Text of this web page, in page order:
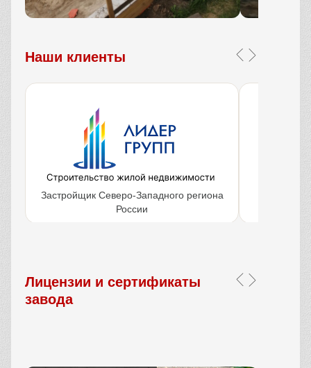
Наши клиенты
Застройщик Северо-Западного региона
России
Лицензии и сертификаты
завода